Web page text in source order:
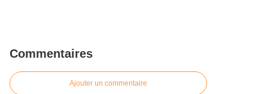
Commentaires
Ajouter un commentaire